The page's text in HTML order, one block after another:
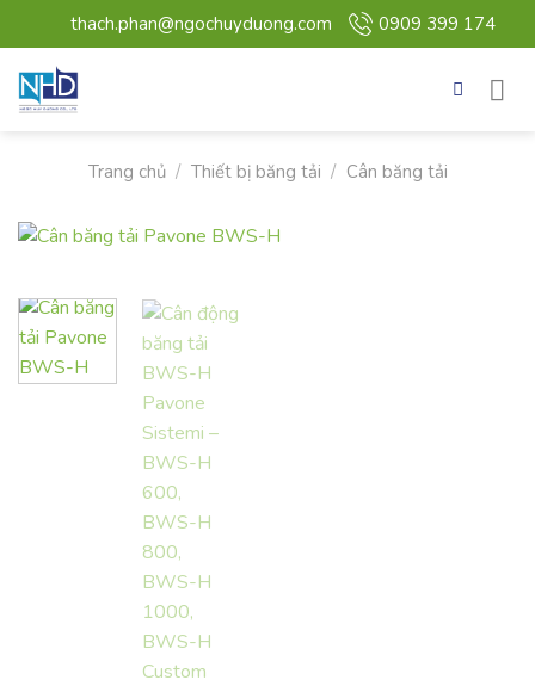
qua
nội
dung
thach.phan@ngochuyduong.com 0909 399 174
Trang chủ / Thiết bị băng tải / Cân băng tải